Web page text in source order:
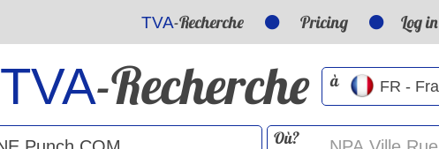
TVA-Recherche Pricing Log in
TVA-Recherche à
Où?